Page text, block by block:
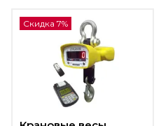
Скидка 7%